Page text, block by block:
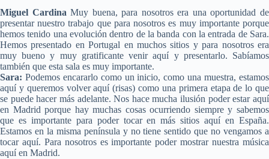
Miguel Cardina Muy buena, para nosotros era una oportunidad de
presentar nuestro trabajo que para nosotros es muy importante porque
hemos tenido una evolución dentro de la banda con la entrada de Sara.
Hemos presentado en Portugal en muchos sitios y para nosotros era
muy bueno y muy gratificante venir aquí y presentarlo. Sabíamos
también que esta sala es muy importante.
Sara: Podemos encararlo como un inicio, como una muestra, estamos
aquí y queremos volver aquí (risas) como una primera etapa de lo que
se puede hacer más adelante. Nos hace mucha ilusión poder estar aquí
en Madrid porque hay muchas cosas ocurriendo siempre y sabemos
que es importante para poder tocar en más sitios aquí en España.
Estamos en la misma península y no tiene sentido que no vengamos a
tocar aquí. Para nosotros es importante poder mostrar nuestra música
aquí en Madrid.